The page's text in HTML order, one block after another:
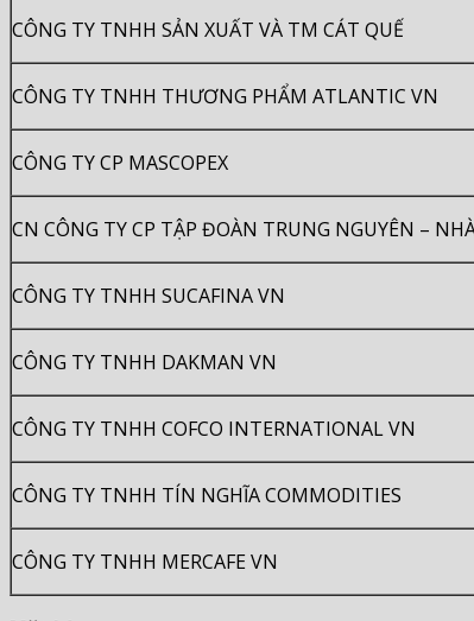
CÔNG TY TNHH SẢN XUẤT VÀ TM CÁT QUẾ
CÔNG TY TNHH THƯƠNG PHẨM ATLANTIC VN
CÔNG TY CP MASCOPEX
CN CÔNG TY CP TẬP ĐOÀN TRUNG NGUYÊN –
CÔNG TY TNHH SUCAFINA VN
CÔNG TY TNHH DAKMAN VN
CÔNG TY TNHH COFCO INTERNATIONAL VN
CÔNG TY TNHH TÍN NGHĨA COMMODITIES
CÔNG TY TNHH MERCAFE VN